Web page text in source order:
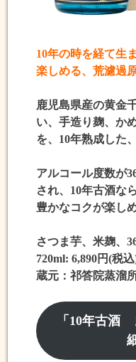
10年の時を経て生
楽しめる、荒濾過
鹿児島県産の黄金
い、手造り麹、か
を、10年熟成した
アルコール度数が
され、10年古酒な
豊かなコクが楽し
さつま芋、米麹、
720ml: 6,890円(税
蔵元：祁答院蒸溜
「10年古酒